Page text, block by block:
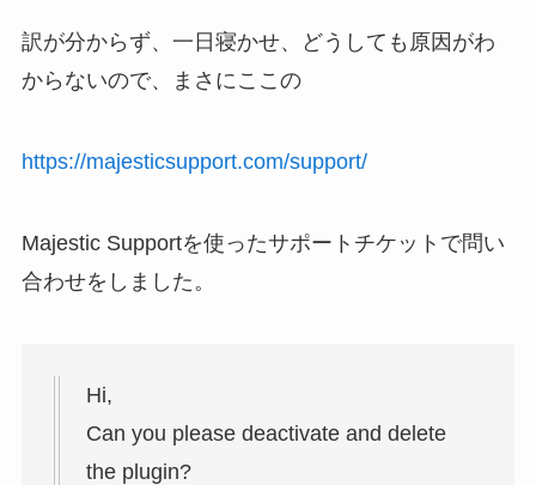
訳が分からず、一日寝かせ、どうしても原因がわ
からないので、まさにここの
https://majesticsupport.com/support/
Majestic Supportを使ったサポートチケットで問い
合わせをしました。
Hi,
Can you please deactivate and delete
the plugin?